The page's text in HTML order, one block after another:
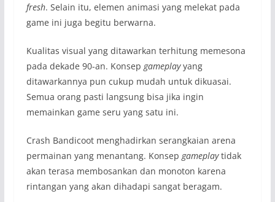
fresh. Selain itu, elemen animasi yang melekat pada
game ini juga begitu berwarna.
Kualitas visual yang ditawarkan terhitung memesona
pada dekade 90-an. Konsep gameplayyang
ditawarkannya pun cukup mudah untuk dikuasai.
Semua orang pasti langsung bisa jika ingin
memainkan game seru yang satu ini.
Crash Bandicoot menghadirkan serangkaian arena
permainan yang menantang. Konsep gameplaytidak
akan terasa membosankan dan monoton karena
rintangan yang akan dihadapi sangat beragam.